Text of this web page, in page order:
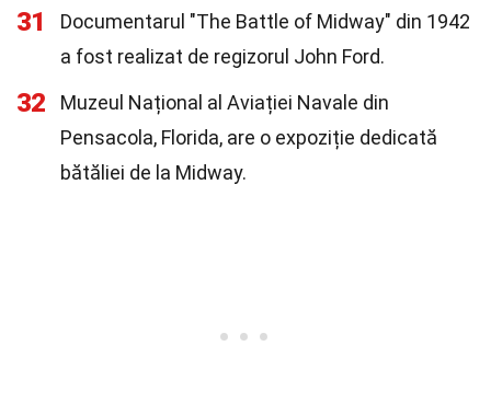
31
Documentarul "The Battle of Midway" din 1942
a fost realizat de regizorul John Ford.
32
Muzeul Național al Aviației Navale din
Pensacola, Florida, are o expoziție dedicată
bătăliei de la Midway.